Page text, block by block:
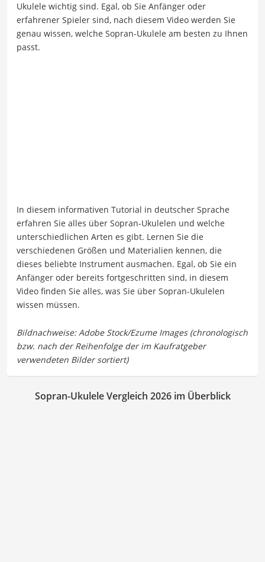
Ukulele wichtig sind. Egal, ob Sie Anfänger oder
erfahrener Spieler sind, nach diesem Video werden Sie
genau wissen, welche Sopran-Ukulele am besten zu Ihnen
passt.
In diesem informativen Tutorial in deutscher Sprache
erfahren Sie alles über Sopran-Ukulelen und welche
unterschiedlichen Arten es gibt. Lernen Sie die
verschiedenen Größen und Materialien kennen, die
dieses beliebte Instrument ausmachen. Egal, ob Sie ein
Anfänger oder bereits fortgeschritten sind, in diesem
Video finden Sie alles, was Sie über Sopran-Ukulelen
wissen müssen.
Sopran-Ukulele Vergleich 2026 im Überblick